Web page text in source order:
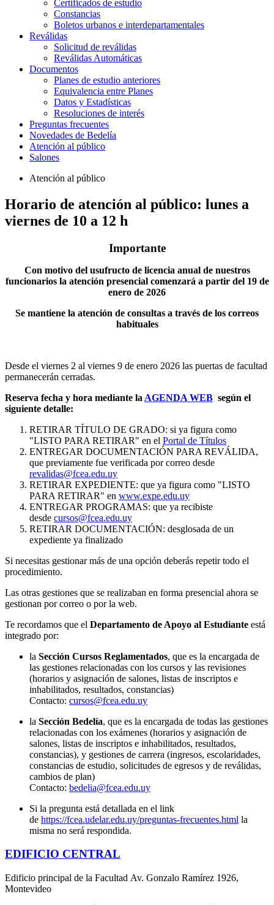
Certificados de estudio
Constancias
Boletos urbanos e interdepartamentales
Reválidas
Solicitud de reválidas
Reválidas Automáticas
Documentos
Planes de estudio anteriores
Equivalencia entre Planes
Datos y Estadísticas
Resoluciones de interés
Preguntas frecuentes
Novedades de Bedelía
Atención al público
Salones
Atención al público
Horario de atención al público: lunes a
viernes de 10 a 12 h
Importante
Con motivo del usufructo de licencia anual de nuestros
funcionarios la atención presencial comenzará a partir del 19 de
enero de 2026
Se mantiene la atención de consultas a través de los correos
habituales
Desde el viernes 2 al viernes 9 de enero 2026 las puertas de facultad
permanecerán cerradas.
Reserva fecha y hora mediante la AGENDA WEB según el
siguiente detalle:
RETIRAR TÍTULO DE GRADO: si ya figura como
"LISTO PARA RETIRAR" en el Portal de Títulos
ENTREGAR DOCUMENTACIÓN PARA REVÁLIDA,
que previamente fue verificada por correo desde
revalidas@fcea.edu.uy
RETIRAR EXPEDIENTE: que ya figura como "LISTO
PARA RETIRAR" en www.expe.edu.uy
ENTREGAR PROGRAMAS: que ya recibiste
desde cursos@fcea.edu.uy
RETIRAR DOCUMENTACIÓN: desglosada de un
expediente ya finalizado
Si necesitas gestionar más de una opción deberás repetir todo el
procedimiento.
Las otras gestiones que se realizaban en forma presencial ahora se
gestionan por correo o por la web.
Te recordamos que el Departamento de Apoyo al Estudiante está
integrado por:
la Sección Cursos Reglamentados, que es la encargada de
las gestiones relacionadas con los cursos y las revisiones
(horarios y asignación de salones, listas de inscriptos e
inhabilitados, resultados, constancias)
Contacto: cursos@fcea.edu.uy
la Sección Bedelía, que es la encargada de todas las gestiones
relacionadas con los exámenes (horarios y asignación de
salones, listas de inscriptos e inhabilitados, resultados,
constancias), y gestiones de carrera (ingresos, escolaridades,
constancias de estudio, solicitudes de egresos y de reválidas,
cambios de plan)
Contacto: bedelia@fcea.edu.uy
Si la pregunta está detallada en el link
de https://fcea.udelar.edu.uy/preguntas-frecuentes.html la
misma no será respondida.
EDIFICIO CENTRAL
Edificio principal de la Facultad Av. Gonzalo Ramírez 1926,
Montevideo